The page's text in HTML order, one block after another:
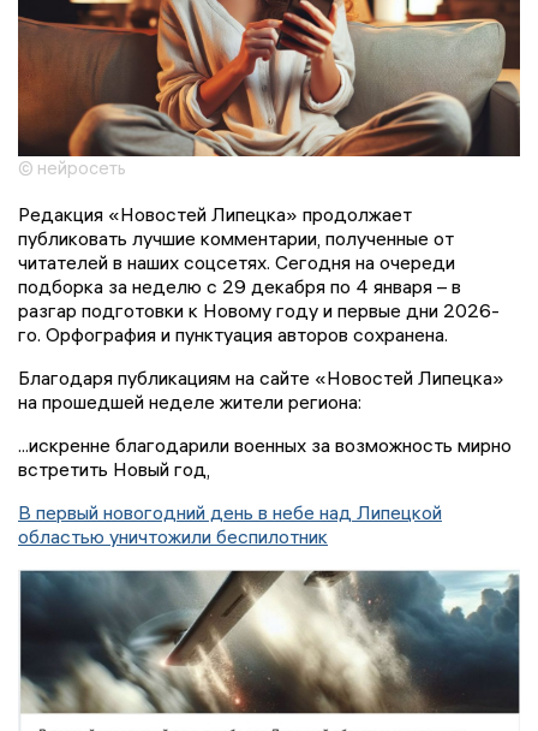
© нейросеть
Редакция «Новостей Липецка» продолжает
публиковать лучшие комментарии, полученные от
читателей в наших соцсетях. Сегодня на очереди
подборка за неделю с 29 декабря по 4 января – в
разгар подготовки к Новому году и первые дни 2026-
го. Орфография и пунктуация авторов сохранена.
Благодаря публикациям на сайте «Новостей Липецка»
на прошедшей неделе жители региона:
...искренне благодарили военных за возможность мирно
встретить Новый год,
В первый новогодний день в небе над Липецкой
областью уничтожили беспилотник